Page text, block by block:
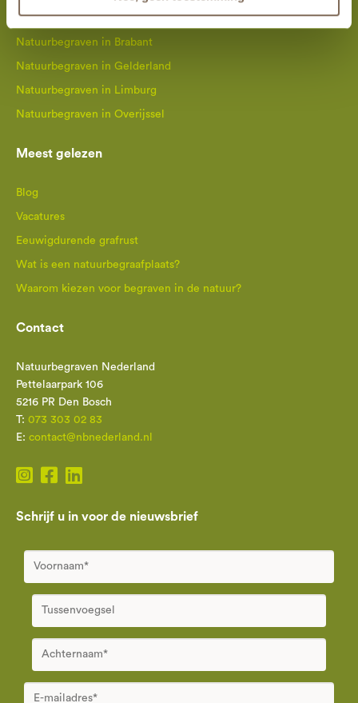
Natuurbegraven Nederland
Natuurbegraven in Brabant
Natuurbegraven in Gelderland
Natuurbegraven in Limburg
Natuurbegraven in Overijssel
Meest gelezen
Blog
Vacatures
Eeuwigdurende grafrust
Wat is een natuurbegraafplaats?
Waarom kiezen voor begraven in de natuur?
Contact
Natuurbegraven Nederland
Pettelaarpark 106
5216 PR Den Bosch
T: 073 303 02 83
E: contact@nbnederland.nl
Schrijf u in voor de nieuwsbrief